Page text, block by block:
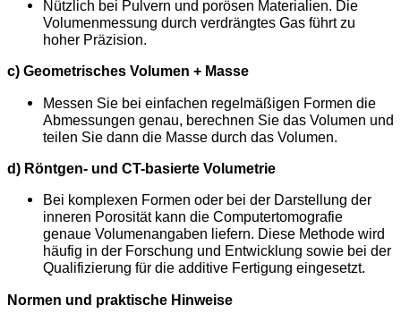
Nützlich bei Pulvern und porösen Materialien. Die
Volumenmessung durch verdrängtes Gas führt zu
hoher Präzision.
c) Geometrisches Volumen + Masse
Messen Sie bei einfachen regelmäßigen Formen die
Abmessungen genau, berechnen Sie das Volumen und
teilen Sie dann die Masse durch das Volumen.
d) Röntgen- und CT-basierte Volumetrie
Bei komplexen Formen oder bei der Darstellung der
inneren Porosität kann die Computertomografie
genaue Volumenangaben liefern. Diese Methode wird
häufig in der Forschung und Entwicklung sowie bei der
Qualifizierung für die additive Fertigung eingesetzt.
Normen und praktische Hinweise